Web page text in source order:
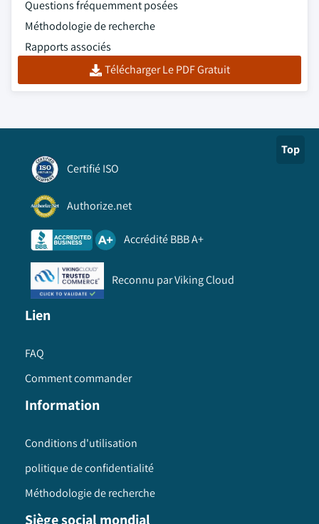
Questions fréquemment posées
Méthodologie de recherche
Rapports associés
Télécharger Le PDF Gratuit
Top
Certifié ISO
Authorize.net
Accrédité BBB A+
Reconnu par Viking Cloud
Lien
FAQ
Comment commander
Information
Conditions d'utilisation
politique de confidentialité
Méthodologie de recherche
Siège social mondial